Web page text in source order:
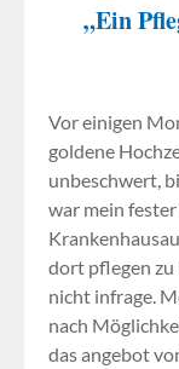
„Ein
Vor einigen
goldene
unbeschwert,
war mein
dort pflegen zu
nicht infrage.
nach
das angebot